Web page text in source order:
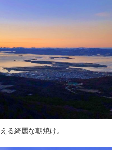
る綺麗な朝焼け。